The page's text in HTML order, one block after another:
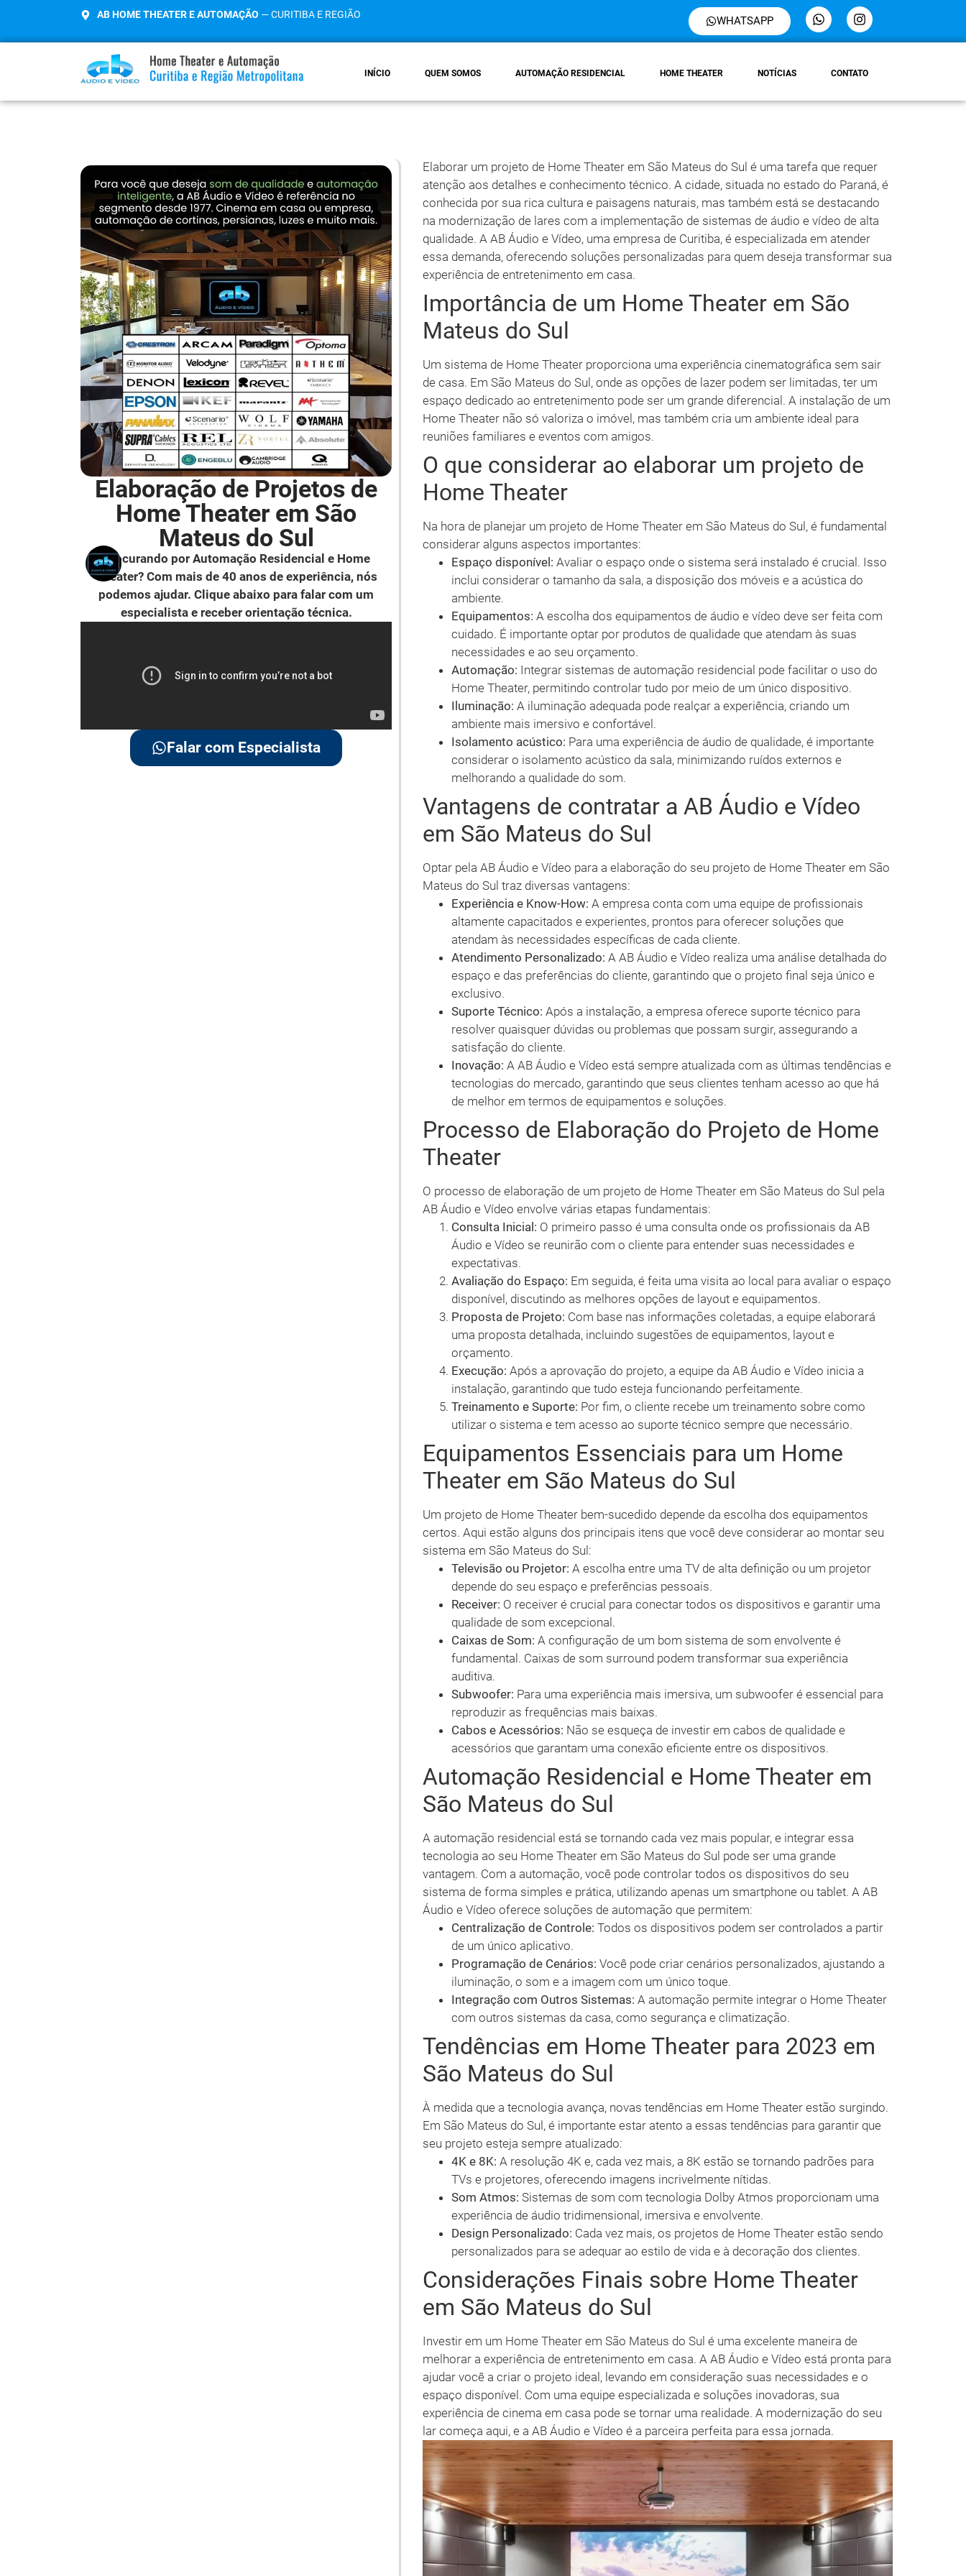
AB HOME THEATER E AUTOMAÇÃO — CURITIBA E REGIÃO WHATSAPP
INÍCIO QUEM SOMOS AUTOMAÇÃO RESIDENCIAL HOME THEATER NOTÍCIAS CONTATO
Elaboração de Projetos de
Home Theater em São
Mateus do Sul
Procurando por Automação Residencial e Home
Theater? Com mais de 40 anos de experiência, nós
podemos ajudar. Clique abaixo para falar com um
especialista e receber orientação técnica.
Falar com Especialista
Elaborar um projeto de Home Theater em São Mateus do Sul é uma tarefa que requer
atenção aos detalhes e conhecimento técnico. A cidade, situada no estado do Paraná, é
conhecida por sua rica cultura e paisagens naturais, mas também está se destacando
na modernização de lares com a implementação de sistemas de áudio e vídeo de alta
qualidade. A AB Áudio e Vídeo, uma empresa de Curitiba, é especializada em atender
essa demanda, oferecendo soluções personalizadas para quem deseja transformar sua
experiência de entretenimento em casa.
Importância de um Home Theater em São
Mateus do Sul
Um sistema de Home Theater proporciona uma experiência cinematográfica sem sair
de casa. Em São Mateus do Sul, onde as opções de lazer podem ser limitadas, ter um
espaço dedicado ao entretenimento pode ser um grande diferencial. A instalação de um
Home Theater não só valoriza o imóvel, mas também cria um ambiente ideal para
reuniões familiares e eventos com amigos.
O que considerar ao elaborar um projeto de
Home Theater
Na hora de planejar um projeto de Home Theater em São Mateus do Sul, é fundamental
considerar alguns aspectos importantes:
Espaço disponível: Avaliar o espaço onde o sistema será instalado é crucial. Isso
inclui considerar o tamanho da sala, a disposição dos móveis e a acústica do
ambiente.
Equipamentos: A escolha dos equipamentos de áudio e vídeo deve ser feita com
cuidado. É importante optar por produtos de qualidade que atendam às suas
necessidades e ao seu orçamento.
Automação: Integrar sistemas de automação residencial pode facilitar o uso do
Home Theater, permitindo controlar tudo por meio de um único dispositivo.
Iluminação: A iluminação adequada pode realçar a experiência, criando um
ambiente mais imersivo e confortável.
Isolamento acústico: Para uma experiência de áudio de qualidade, é importante
considerar o isolamento acústico da sala, minimizando ruídos externos e
melhorando a qualidade do som.
Vantagens de contratar a AB Áudio e Vídeo
em São Mateus do Sul
Optar pela AB Áudio e Vídeo para a elaboração do seu projeto de Home Theater em São
Mateus do Sul traz diversas vantagens:
Experiência e Know-How: A empresa conta com uma equipe de profissionais
altamente capacitados e experientes, prontos para oferecer soluções que
atendam às necessidades específicas de cada cliente.
Atendimento Personalizado: A AB Áudio e Vídeo realiza uma análise detalhada do
espaço e das preferências do cliente, garantindo que o projeto final seja único e
exclusivo.
Suporte Técnico: Após a instalação, a empresa oferece suporte técnico para
resolver quaisquer dúvidas ou problemas que possam surgir, assegurando a
satisfação do cliente.
Inovação: A AB Áudio e Vídeo está sempre atualizada com as últimas tendências e
tecnologias do mercado, garantindo que seus clientes tenham acesso ao que há
de melhor em termos de equipamentos e soluções.
Processo de Elaboração do Projeto de Home
Theater
O processo de elaboração de um projeto de Home Theater em São Mateus do Sul pela
AB Áudio e Vídeo envolve várias etapas fundamentais:
Consulta Inicial: O primeiro passo é uma consulta onde os profissionais da AB
Áudio e Vídeo se reunirão com o cliente para entender suas necessidades e
expectativas.
Avaliação do Espaço: Em seguida, é feita uma visita ao local para avaliar o espaço
disponível, discutindo as melhores opções de layout e equipamentos.
Proposta de Projeto: Com base nas informações coletadas, a equipe elaborará
uma proposta detalhada, incluindo sugestões de equipamentos, layout e
orçamento.
Execução: Após a aprovação do projeto, a equipe da AB Áudio e Vídeo inicia a
instalação, garantindo que tudo esteja funcionando perfeitamente.
Treinamento e Suporte: Por fim, o cliente recebe um treinamento sobre como
utilizar o sistema e tem acesso ao suporte técnico sempre que necessário.
Equipamentos Essenciais para um Home
Theater em São Mateus do Sul
Um projeto de Home Theater bem-sucedido depende da escolha dos equipamentos
certos. Aqui estão alguns dos principais itens que você deve considerar ao montar seu
sistema em São Mateus do Sul:
Televisão ou Projetor: A escolha entre uma TV de alta definição ou um projetor
depende do seu espaço e preferências pessoais.
Receiver: O receiver é crucial para conectar todos os dispositivos e garantir uma
qualidade de som excepcional.
Caixas de Som: A configuração de um bom sistema de som envolvente é
fundamental. Caixas de som surround podem transformar sua experiência
auditiva.
Subwoofer: Para uma experiência mais imersiva, um subwoofer é essencial para
reproduzir as frequências mais baixas.
Cabos e Acessórios: Não se esqueça de investir em cabos de qualidade e
acessórios que garantam uma conexão eficiente entre os dispositivos.
Automação Residencial e Home Theater em
São Mateus do Sul
A automação residencial está se tornando cada vez mais popular, e integrar essa
tecnologia ao seu Home Theater em São Mateus do Sul pode ser uma grande
vantagem. Com a automação, você pode controlar todos os dispositivos do seu
sistema de forma simples e prática, utilizando apenas um smartphone ou tablet. A AB
Áudio e Vídeo oferece soluções de automação que permitem:
Centralização de Controle: Todos os dispositivos podem ser controlados a partir
de um único aplicativo.
Programação de Cenários: Você pode criar cenários personalizados, ajustando a
iluminação, o som e a imagem com um único toque.
Integração com Outros Sistemas: A automação permite integrar o Home Theater
com outros sistemas da casa, como segurança e climatização.
Tendências em Home Theater para 2023 em
São Mateus do Sul
À medida que a tecnologia avança, novas tendências em Home Theater estão surgindo.
Em São Mateus do Sul, é importante estar atento a essas tendências para garantir que
seu projeto esteja sempre atualizado:
4K e 8K: A resolução 4K e, cada vez mais, a 8K estão se tornando padrões para
TVs e projetores, oferecendo imagens incrivelmente nítidas.
Som Atmos: Sistemas de som com tecnologia Dolby Atmos proporcionam uma
experiência de áudio tridimensional, imersiva e envolvente.
Design Personalizado: Cada vez mais, os projetos de Home Theater estão sendo
personalizados para se adequar ao estilo de vida e à decoração dos clientes.
Considerações Finais sobre Home Theater
em São Mateus do Sul
Investir em um Home Theater em São Mateus do Sul é uma excelente maneira de
melhorar a experiência de entretenimento em casa. A AB Áudio e Vídeo está pronta para
ajudar você a criar o projeto ideal, levando em consideração suas necessidades e o
espaço disponível. Com uma equipe especializada e soluções inovadoras, sua
experiência de cinema em casa pode se tornar uma realidade. A modernização do seu
lar começa aqui, e a AB Áudio e Vídeo é a parceira perfeita para essa jornada.